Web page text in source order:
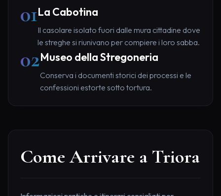
01La Cabotina
Il casolare isolato fuori dalle mura cittadine dove
le streghe si riunivano per compiere i loro sabba.
02Museo della Stregoneria
Conserva i documenti storici dei processi e le
confessioni estorte sotto tortura.
Come Arrivare a Triora